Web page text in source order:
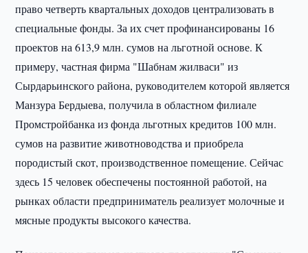
право четверть квартальных доходов централизовать в
специальные фонды. За их счет профинансированы 16
проектов на 613,9 млн. сумов на льготной основе. К
примеру, частная фирма "Шабнам жилваси" из
Сырдарьинского района, руководителем которой является
Манзура Бердыева, получила в областном филиале
Промстройбанка из фонда льготных кредитов 100 млн.
сумов на развитие животноводства и приобрела
породистый скот, производственное помещение. Сейчас
здесь 15 человек обеспечены постоянной работой, на
рынках области предприниматель реализует молочные и
мясные продукты высокого качества.